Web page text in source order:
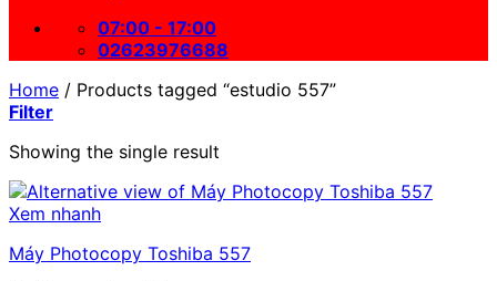
07:00 - 17:00
02623976688
Home / Products tagged “estudio 557”
Filter
Showing the single result
Xem nhanh
Máy Photocopy Toshiba 557